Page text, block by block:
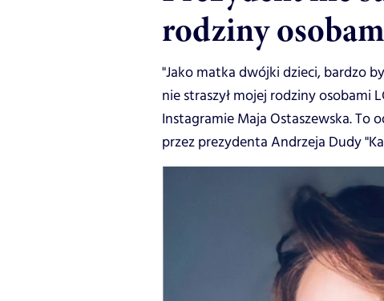
rodziny
"Jako matka dwójki dzieci, bardzo
nie straszył mojej rodziny osobami
Instagramie Maja Ostaszewska.
przez prezydenta Andrzeja Dudy